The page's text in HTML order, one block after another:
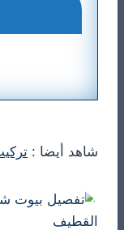
شاهد أيضا :